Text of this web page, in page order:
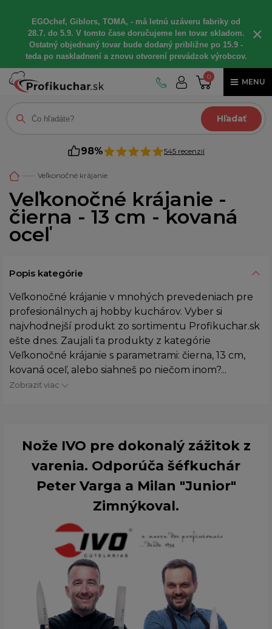
EGOchef, Giblors, TOMA, - má letnú uzáveru fabriky od
28.7. do 5.9. V tomto čase doručujeme len tovar skladom.
Ostatný objednaný tovar bude dodaný približne po 15.9 -
teda po naskladnení a znovu otvorení prevádzok výrobcov.
×
0
MENU
Hľadať
98% 545 recenzií
Veľkonočné krájanie
Veľkonočné krájanie -
čierna - 13 cm - kovaná
oceľ
Popis kategórie
Veľkonočné krájanie v mnohých prevedeniach pre
profesionálnych aj hobby kuchárov. Vyber si
najvhodnejší produkt zo sortimentu Profikuchar.sk
ešte dnes. Zaujali ťa produkty z kategórie
Veľkonočné krájanie s parametrami: čierna, 13 cm,
kovaná oceľ, alebo siahneš po niečom inom?...
Zobraziť viac
Nože IVO pre dokonalý zážitok z
varenia. Odporúča šéfkuchár
Peter Varga a Milan "Junior"
Zimnýkoval.